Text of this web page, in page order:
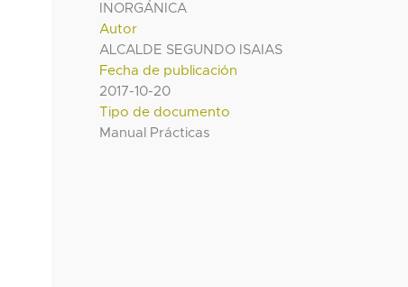
INORGÁNICA
Autor
ALCALDE SEGUNDO ISAIAS
Fecha de publicación
2017-10-20
Tipo de documento
Manual Prácticas